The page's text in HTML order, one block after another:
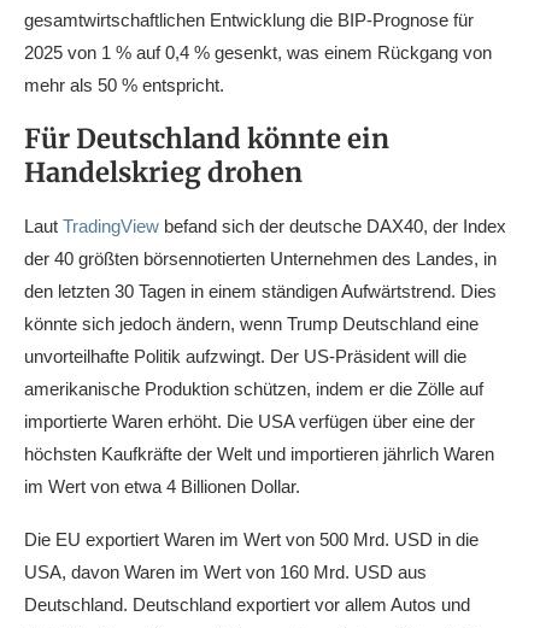
gesamtwirtschaftlichen Entwicklung die BIP-Prognose für
2025 von 1 % auf 0,4 % gesenkt, was einem Rückgang von
mehr als 50 % entspricht.
Für Deutschland könnte ein
Handelskrieg drohen
Laut TradingView befand sich der deutsche DAX40, der Index
der 40 größten börsennotierten Unternehmen des Landes, in
den letzten 30 Tagen in einem ständigen Aufwärtstrend. Dies
könnte sich jedoch ändern, wenn Trump Deutschland eine
unvorteilhafte Politik aufzwingt. Der US-Präsident will die
amerikanische Produktion schützen, indem er die Zölle auf
importierte Waren erhöht. Die USA verfügen über eine der
höchsten Kaufkräfte der Welt und importieren jährlich Waren
im Wert von etwa 4 Billionen Dollar.
Die EU exportiert Waren im Wert von 500 Mrd. USD in die
USA, davon Waren im Wert von 160 Mrd. USD aus
Deutschland. Deutschland exportiert vor allem Autos und